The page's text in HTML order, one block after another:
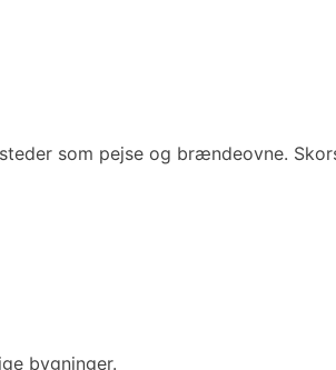
som pejse og brændeovne.
bygninger.